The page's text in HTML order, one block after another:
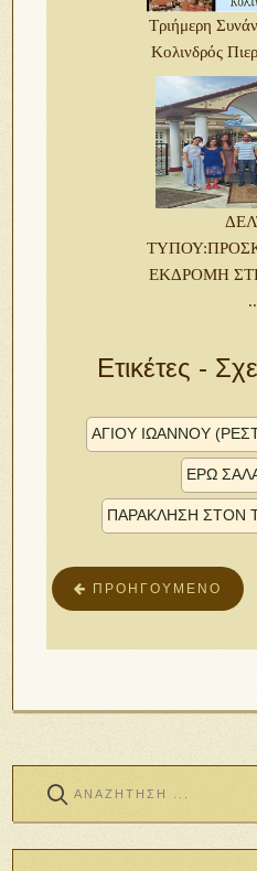
Τριήμερη
Κολινδρός
ΕΚΔΡΟΜΗ
Ετικέτες -
ἉΓΊΟΥ ἸΩΆΝΝΟΥ
ΕΡΩ
ΠΑΡΆΚΛΗΣΗ ΣΤῸΝ
ΠΡΟΗΓΟΎΜΕΝΟ